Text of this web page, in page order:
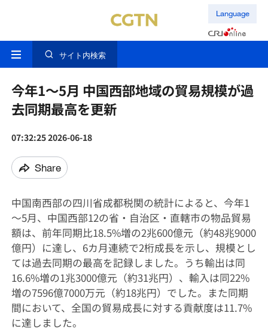
Language
サイト内検索
今年1～5月 中国西部地域の貿易規模が過
去同期最高を更新
07:32:25 2026-06-18
Share
中国南西部の四川省成都税関の統計によると、今年1
～5月、中国西部12の省・自治区・直轄市の物品貿易
額は、前年同期比18.5%増の2兆600億元（約48兆9000
億円）に達し、6カ月連続で2桁成長を示し、規模とし
ては過去同期の最高を記録しました。うち輸出は同
16.6%増の1兆3000億元（約31兆円）、輸入は同22%
増の7596億7000万元（約18兆円）でした。また同期
間において、全国の貿易成長に対する貢献度は11.7%
に達しました。